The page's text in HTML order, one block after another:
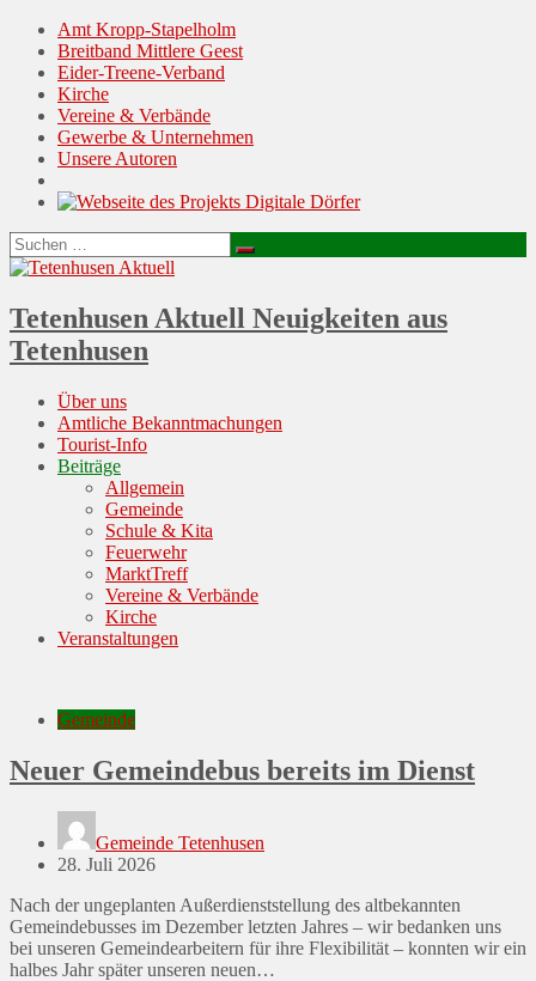
Amt Kropp-Stapelholm
Breitband Mittlere Geest
Eider-Treene-Verband
Kirche
Vereine & Verbände
Gewerbe & Unternehmen
Unsere Autoren
Suchen
nach:
Suchen
Tetenhusen Aktuell Neuigkeiten aus
Tetenhusen
Menu
Skip
content
Über uns
Amtliche Bekanntmachungen
Tourist-Info
Beiträge
Allgemein
Gemeinde
Schule & Kita
Feuerwehr
MarktTreff
Vereine & Verbände
Kirche
Veranstaltungen
Gemeinde
Neuer Gemeindebus bereits im Dienst
Gemeinde Tetenhusen
Posted
28. Juli 2026
Nach der ungeplanten Außerdienststellung des altbekannten
Gemeindebusses im Dezember letzten Jahres – wir bedanken uns
bei unseren Gemeindearbeitern für ihre Flexibilität – konnten wir ein
halbes Jahr später unseren neuen…